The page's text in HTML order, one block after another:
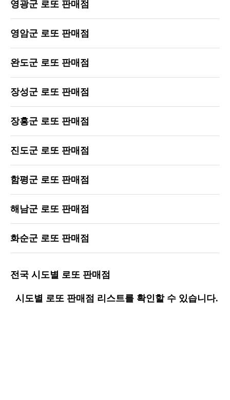
영광군 로또 판매점
영암군 로또 판매점
완도군 로또 판매점
장성군 로또 판매점
장흥군 로또 판매점
진도군 로또 판매점
함평군 로또 판매점
해남군 로또 판매점
화순군 로또 판매점
전국 시도별 로또 판매점
시도별 로또 판매점 리스트를 확인할 수 있습니다.